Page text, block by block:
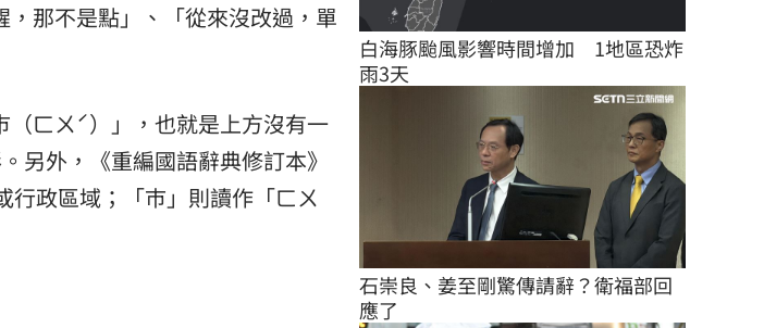
那不是點」、「從來沒改過，單
ㄈㄨˊ）」，也就是上方沒有一
另外，《重編國語辭典修訂本》
行政區域；「巿」則讀作「ㄈㄨ
白海豚颱風影響時間增加　1地區恐炸
雨3天
石崇良、姜至剛驚傳請辭？衛福部回
應了